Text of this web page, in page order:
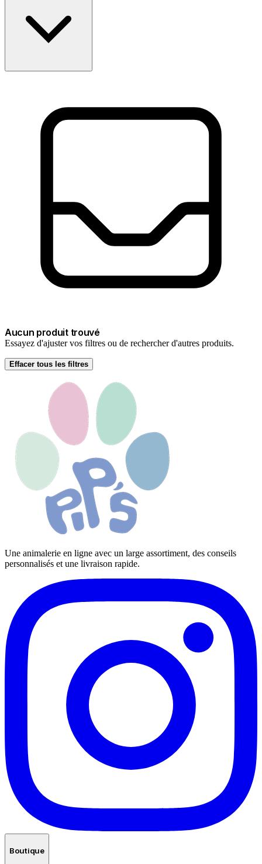
Aucun produit trouvé
Essayez d'ajuster vos filtres ou de rechercher d'autres produits.
Effacer tous les filtres
Une animalerie en ligne avec un large assortiment, des conseils
personnalisés et une livraison rapide.
Boutique